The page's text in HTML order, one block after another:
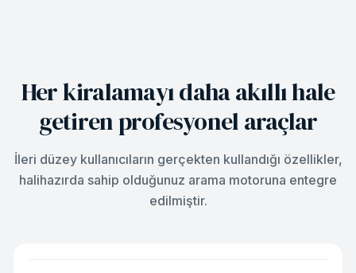
Her kiralamayı daha akıllı hale
getiren profesyonel araçlar
İleri düzey kullanıcıların gerçekten kullandığı özellikler,
halihazırda sahip olduğunuz arama motoruna entegre
edilmiştir.